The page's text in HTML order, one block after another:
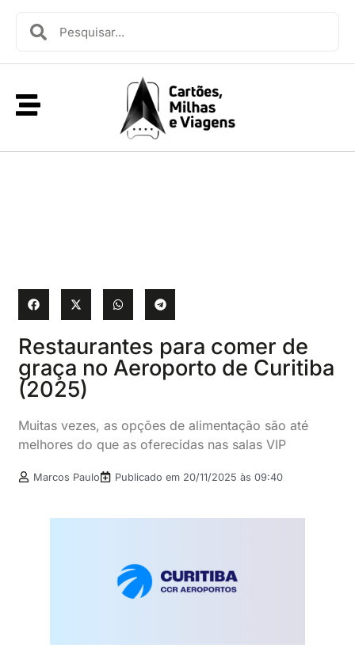
Restaurantes para comer de
graça no Aeroporto de Curitiba
(2025)
Muitas vezes, as opções de alimentação são até
melhores do que as oferecidas nas salas VIP
Marcos Paulo Publicado em 20/11/2025 às 09:40